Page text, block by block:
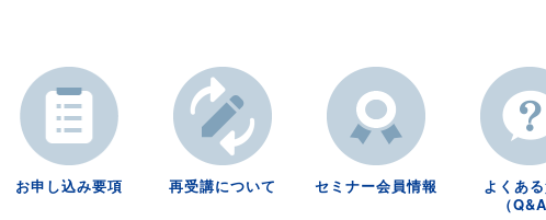
お申し込み要項 再受講について セミナー会員情報
よくあ
（Q&A